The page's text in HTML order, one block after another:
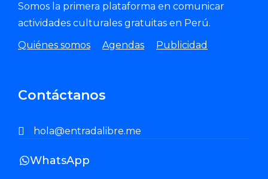
Somos la primera plataforma en comunicar
actividades culturales gratuitas en Perú.
Quiénes somos
Agendas Publicidad
Contáctanos
hola@entradalibre.me
WhatsApp